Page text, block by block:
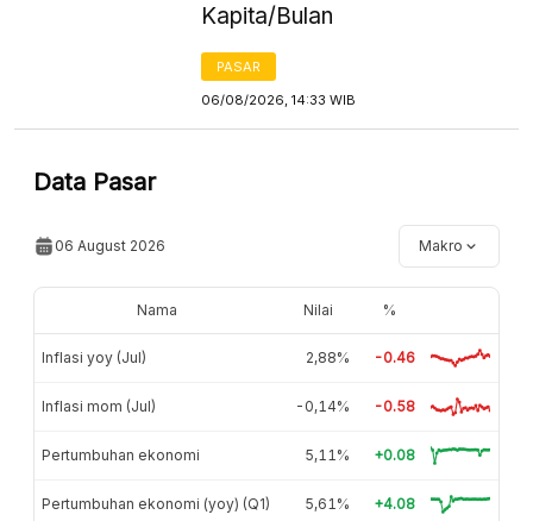
Kapita/Bulan
PASAR
06/08/2026, 14:33 WIB
Data Pasar
06 August 2026 Makro
Nama Nilai %
Inflasi yoy (Jul) 2,88% -0.46
Inflasi mom (Jul) -0,14% -0.58
Pertumbuhan ekonomi 5,11% +0.08
Pertumbuhan ekonomi (yoy) (Q1) 5,61% +4.08